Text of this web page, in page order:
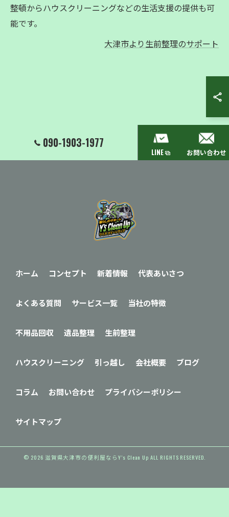
整頓からハウスクリーニングなどの生活支援の提供も可
能です。
大津市より生前整理のサポート
090-1903-1977
LINE お問い合わせ
ホーム コンセプト 新着情報 代表あいさつ
よくある質問 サービス一覧 当社の特徴
不用品回収 遺品整理 生前整理
ハウスクリーニング 引っ越し 会社概要 ブログ
コラム お問い合わせ プライバシーポリシー
サイトマップ
© 2026 滋賀県大津市の便利屋ならY’s Clean Up ALL RIGHTS RESERVED.